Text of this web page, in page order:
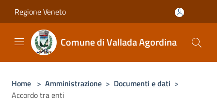
Regione Veneto
Comune di Vallada Agordina
Home > Amministrazione > Documenti e dati >
Accordo tra enti